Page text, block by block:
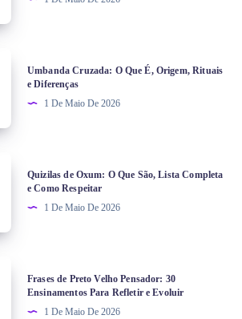
Umbanda Cruzada: O Que É, Origem, Rituais
e Diferenças
1 De Maio De 2026
Quizilas de Oxum: O Que São, Lista Completa
e Como Respeitar
1 De Maio De 2026
Frases de Preto Velho Pensador: 30
Ensinamentos Para Refletir e Evoluir
1 De Maio De 2026